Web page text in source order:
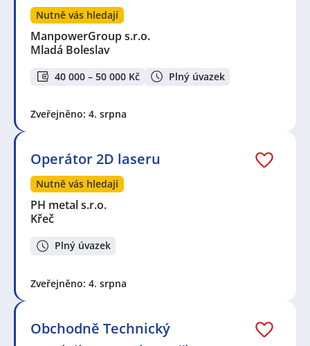
Nutně vás hledají
ManpowerGroup s.r.o.
Mladá Boleslav
40 000 – 50 000 Kč Plný úvazek
Zveřejněno: 4. srpna
Operátor 2D laseru
Nutně vás hledají
PH metal s.r.o.
Křeč
Plný úvazek
Zveřejněno: 4. srpna
Obchodně Technický